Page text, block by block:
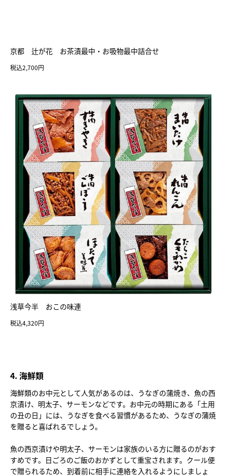
京都 辻が花 お茶漬最中・お吸物最中詰合せ
税込2,700円
浅草今半 おこの味連
税込4,320円
4. 海鮮類
海鮮類のお中元として人気があるのは、うなぎの蒲焼き、魚の西
京漬け、明太子、サーモンなどです。お中元の時期にある「土用
の丑の日」には、うなぎを食べる習慣があるため、うなぎの蒲焼
を贈ると喜ばれるでしょう。
魚の西京漬けや明太子、サーモンは家族のいる方に贈るのがおす
すめです。日ごろのご飯のおかずとして重宝されます。クール便
で贈られるため、到着前に相手に連絡を入れるようにしましょ